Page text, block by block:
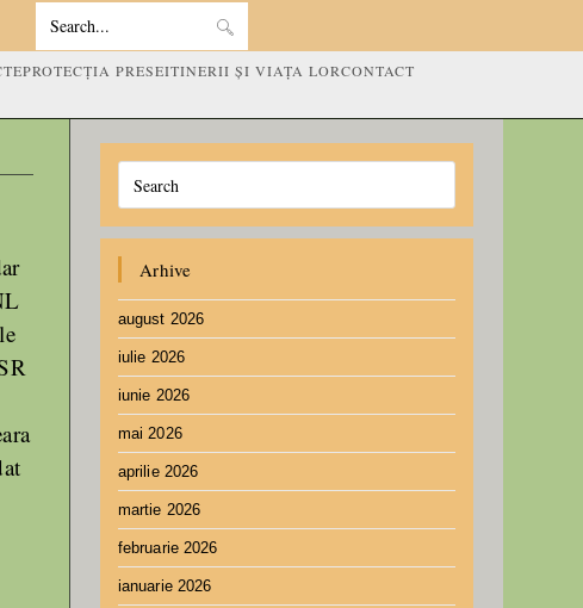
Search
this
website
PROTECȚIA PRESEITINERII ȘI VIAȚA LORCONTACT
Arhive
august 2026
iulie 2026
iunie 2026
mai 2026
aprilie 2026
martie 2026
februarie 2026
ianuarie 2026